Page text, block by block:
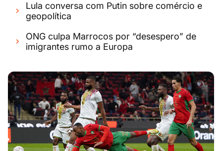
Lula conversa com Putin sobre comércio e
geopolítica
ONG culpa Marrocos por “desespero” de
imigrantes rumo a Europa